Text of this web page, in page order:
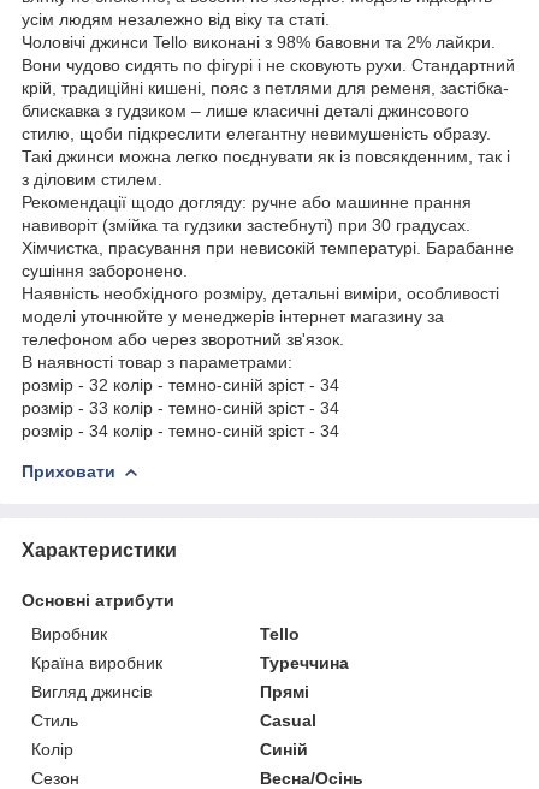
усім людям незалежно від віку та статі.
Чоловічі джинси Tello виконані з 98% бавовни та 2% лайкри.
Вони чудово сидять по фігурі і не сковують рухи. Стандартний
крій, традиційні кишені, пояс з петлями для ременя, застібка-
блискавка з гудзиком – лише класичні деталі джинсового
стилю, щоби підкреслити елегантну невимушеність образу.
Такі джинси можна легко поєднувати як із повсякденним, так і
з діловим стилем.
Рекомендації щодо догляду: ручне або машинне прання
навиворіт (змійка та гудзики застебнуті) при 30 градусах.
Хімчистка, прасування при невисокій температурі. Барабанне
сушіння заборонено.
Наявність необхідного розміру, детальні виміри, особливості
моделі уточнюйте у менеджерів інтернет магазину за
телефоном або через зворотний зв'язок.
В наявності товар з параметрами:
розмір - 32 колір - темно-синій зріст - 34
розмір - 33 колір - темно-синій зріст - 34
розмір - 34 колір - темно-синій зріст - 34
Приховати
Характеристики
Основні атрибути
Виробник
Tello
Країна виробник
Туреччина
Вигляд джинсів
Прямі
Стиль
Casual
Колір
Синій
Сезон
Весна/Осінь